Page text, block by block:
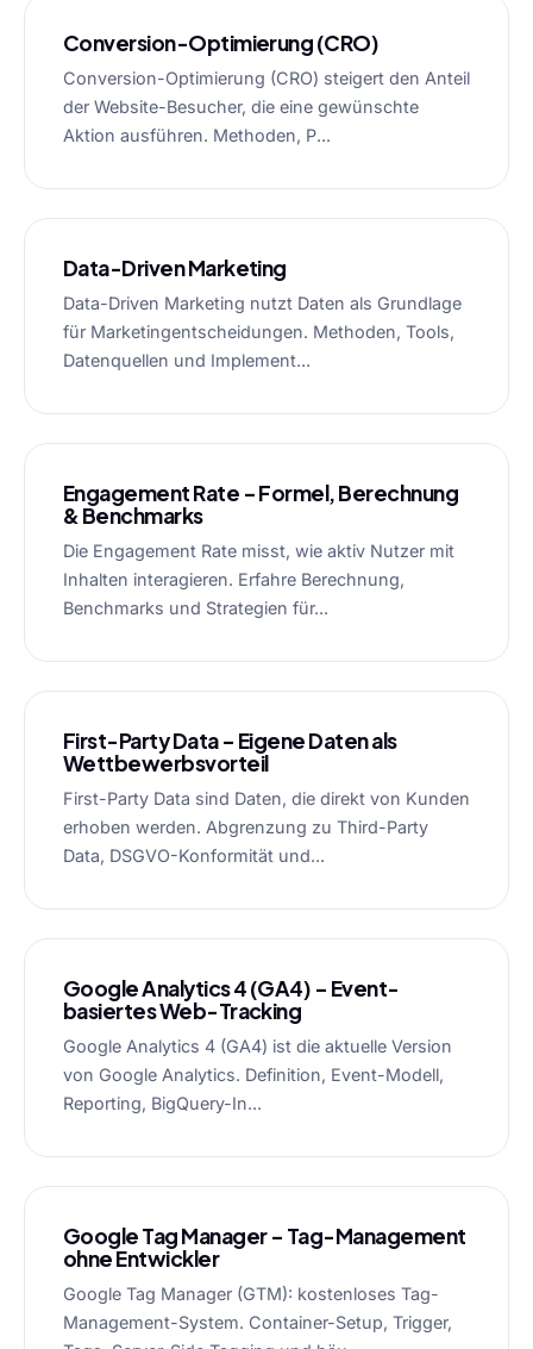
Conversion-Optimierung (CRO)
Conversion-Optimierung (CRO) steigert den Anteil
der Website-Besucher, die eine gewünschte
Aktion ausführen. Methoden, P...
Data-Driven Marketing
Data-Driven Marketing nutzt Daten als Grundlage
für Marketingentscheidungen. Methoden, Tools,
Datenquellen und Implement...
Engagement Rate – Formel, Berechnung
& Benchmarks
Die Engagement Rate misst, wie aktiv Nutzer mit
Inhalten interagieren. Erfahre Berechnung,
Benchmarks und Strategien für...
First-Party Data – Eigene Daten als
Wettbewerbsvorteil
First-Party Data sind Daten, die direkt von Kunden
erhoben werden. Abgrenzung zu Third-Party
Data, DSGVO-Konformität und...
Google Analytics 4 (GA4) – Event-
basiertes Web-Tracking
Google Analytics 4 (GA4) ist die aktuelle Version
von Google Analytics. Definition, Event-Modell,
Reporting, BigQuery-In...
Google Tag Manager – Tag-Management
ohne Entwickler
Google Tag Manager (GTM): kostenloses Tag-
Management-System. Container-Setup, Trigger,